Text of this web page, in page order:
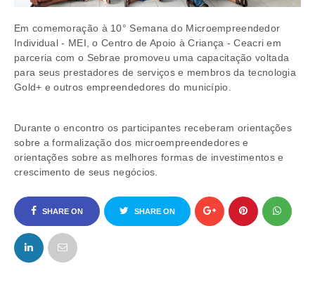
Em comemoração à 10° Semana do Microempreendedor
Individual - MEI, o Centro de Apoio à Criança - Ceacri em
parceria com o Sebrae promoveu uma capacitação voltada
para seus prestadores de serviços e membros da tecnologia
Gold+ e outros empreendedores do município.
Durante o encontro os participantes receberam orientações
sobre a formalização dos microempreendedores e
orientações sobre as melhores formas de investimentos e
crescimento de seus negócios.
SHARE ON
FACEBOOK
SHARE ON